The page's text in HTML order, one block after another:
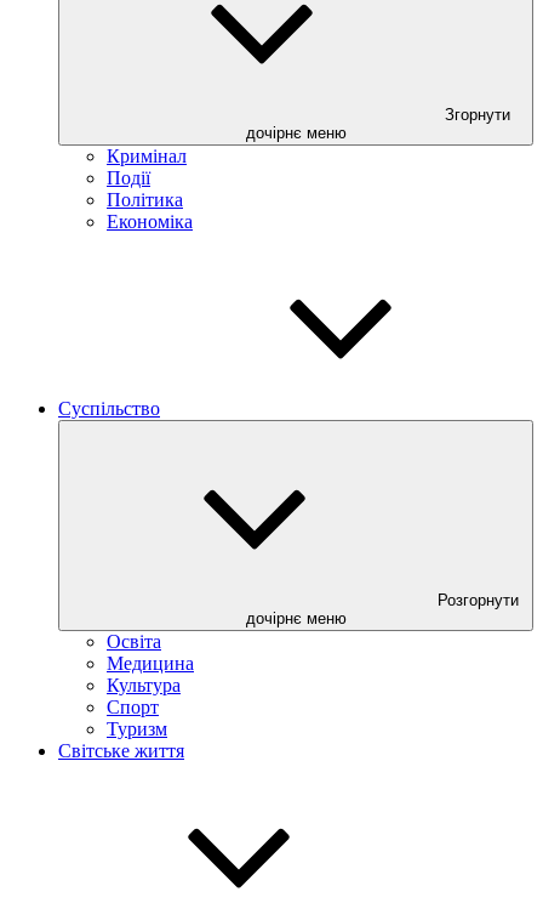
Згорнути
дочірнє меню
Кримінал
Події
Політика
Економіка
Суспільство
Розгорнути
дочірнє меню
Освіта
Медицина
Культура
Спорт
Туризм
Світське життя